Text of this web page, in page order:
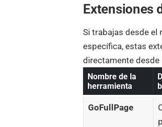
Extensiones
Si trabajas desde el
específica, estas
directamente desde
Nombre de la
herramienta
GoFullPage